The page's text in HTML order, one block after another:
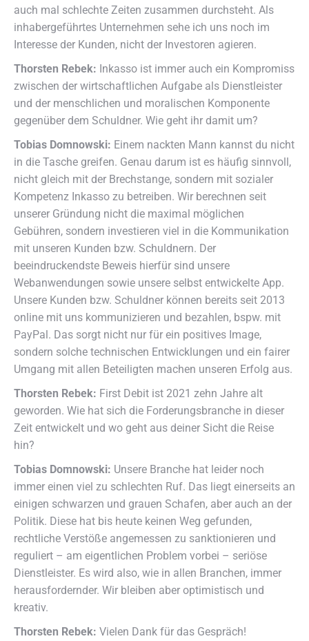
auch mal schlechte Zeiten zusammen durchsteht. Als
inhabergeführtes Unternehmen sehe ich uns noch im
Interesse der Kunden, nicht der Investoren agieren.
Thorsten Rebek: Inkasso ist immer auch ein Kompromiss
zwischen der wirtschaftlichen Aufgabe als Dienstleister
und der menschlichen und moralischen Komponente
gegenüber dem Schuldner. Wie geht ihr damit um?
Tobias Domnowski: Einem nackten Mann kannst du nicht
in die Tasche greifen. Genau darum ist es häufig sinnvoll,
nicht gleich mit der Brechstange, sondern mit sozialer
Kompetenz Inkasso zu betreiben. Wir berechnen seit
unserer Gründung nicht die maximal möglichen
Gebühren, sondern investieren viel in die Kommunikation
mit unseren Kunden bzw. Schuldnern. Der
beeindruckendste Beweis hierfür sind unsere
Webanwendungen sowie unsere selbst entwickelte App.
Unsere Kunden bzw. Schuldner können bereits seit 2013
online mit uns kommunizieren und bezahlen, bspw. mit
PayPal. Das sorgt nicht nur für ein positives Image,
sondern solche technischen Entwicklungen und ein fairer
Umgang mit allen Beteiligten machen unseren Erfolg aus.
Thorsten Rebek: First Debit ist 2021 zehn Jahre alt
geworden. Wie hat sich die Forderungsbranche in dieser
Zeit entwickelt und wo geht aus deiner Sicht die Reise
hin?
Tobias Domnowski: Unsere Branche hat leider noch
immer einen viel zu schlechten Ruf. Das liegt einerseits an
einigen schwarzen und grauen Schafen, aber auch an der
Politik. Diese hat bis heute keinen Weg gefunden,
rechtliche Verstöße angemessen zu sanktionieren und
reguliert – am eigentlichen Problem vorbei – seriöse
Dienstleister. Es wird also, wie in allen Branchen, immer
herausfordernder. Wir bleiben aber optimistisch und
kreativ.
Thorsten Rebek: Vielen Dank für das Gespräch!